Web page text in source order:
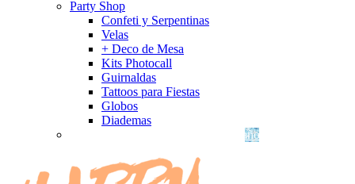
Party Shop
Confeti y Serpentinas
Velas
+ Deco de Mesa
Kits Photocall
Guirnaldas
Tattoos para Fiestas
Globos
Diademas
Decoración para fiestas, cumpleaños y celebraciones